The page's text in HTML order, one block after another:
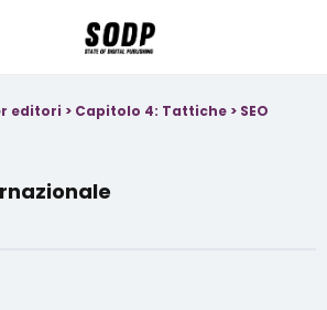
editori > Capitolo 4: Tattiche > SEO